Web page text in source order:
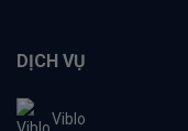
DỊCH VỤ
Viblo